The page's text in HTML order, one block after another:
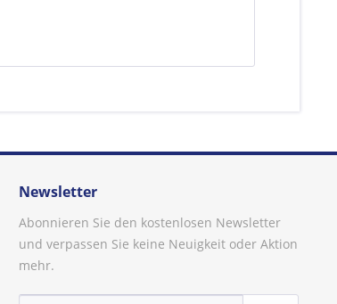
Newsletter
Abonnieren Sie den kostenlosen Newsletter
und verpassen Sie keine Neuigkeit oder Aktion
mehr.